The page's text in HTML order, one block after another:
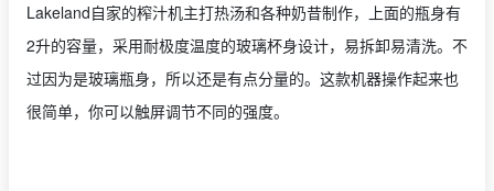
Lakeland自家的榨汁机主打热汤和各种奶昔制作，上面的瓶身有
2升的容量，采用耐极度温度的玻璃杯身设计，易拆卸易清洗。不
过因为是玻璃瓶身，所以还是有点分量的。这款机器操作起来也
很简单，你可以触屏调节不同的强度。